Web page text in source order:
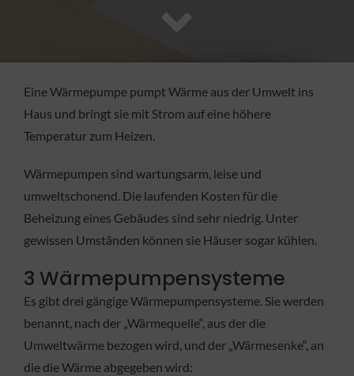
FACHBETRIEB
KONTAKT
Eine Wärmepumpe pumpt Wärme aus der Umwelt ins
Haus und bringt sie mit Strom auf eine höhere
Temperatur zum Heizen.
Wärmepumpen sind wartungsarm, leise und
umweltschonend. Die laufenden Kosten für die
Beheizung eines Gebäudes sind sehr niedrig. Unter
gewissen Umständen können sie Häuser sogar kühlen.
3 Wärmepumpensysteme
Es gibt drei gängige Wärmepumpensysteme. Sie werden
benannt, nach der „Wärmequelle“, aus der die
Umweltwärme bezogen wird, und der „Wärmesenke“, an
die die Wärme abgegeben wird: